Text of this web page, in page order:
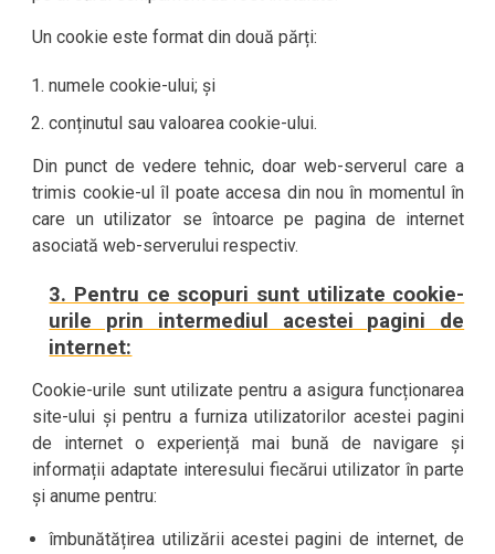
Un cookie este format din două părți:
numele cookie-ului; și
conținutul sau valoarea cookie-ului.
Din punct de vedere tehnic, doar web-serverul care a
trimis cookie-ul îl poate accesa din nou în momentul în
care un utilizator se întoarce pe pagina de internet
asociată web-serverului respectiv.
3. Pentru ce scopuri sunt utilizate cookie-
urile prin intermediul acestei pagini de
internet:
Cookie-urile sunt utilizate pentru a asigura funcționarea
site-ului și pentru a furniza utilizatorilor acestei pagini
de internet o experiență mai bună de navigare și
informații adaptate interesului fiecărui utilizator în parte
și anume pentru:
îmbunătățirea utilizării acestei pagini de internet, de